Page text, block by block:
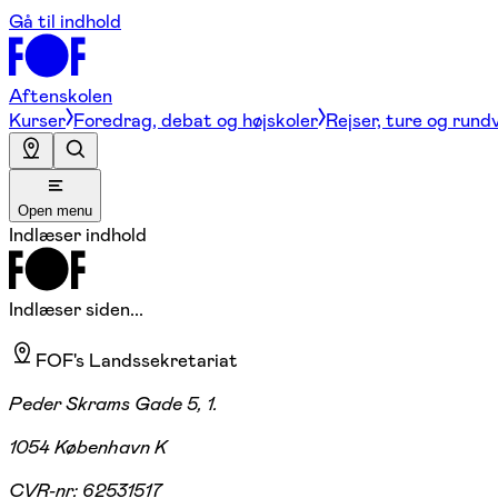
Gå til indhold
Aftenskolen
Kurser Foredrag, debat og højskoler Rejser, ture og
Open menu
Indlæser indhold
Indlæser siden...
FOF's Landssekretariat
Peder Skrams Gade 5, 1.
1054 København K
CVR-nr: 62531517